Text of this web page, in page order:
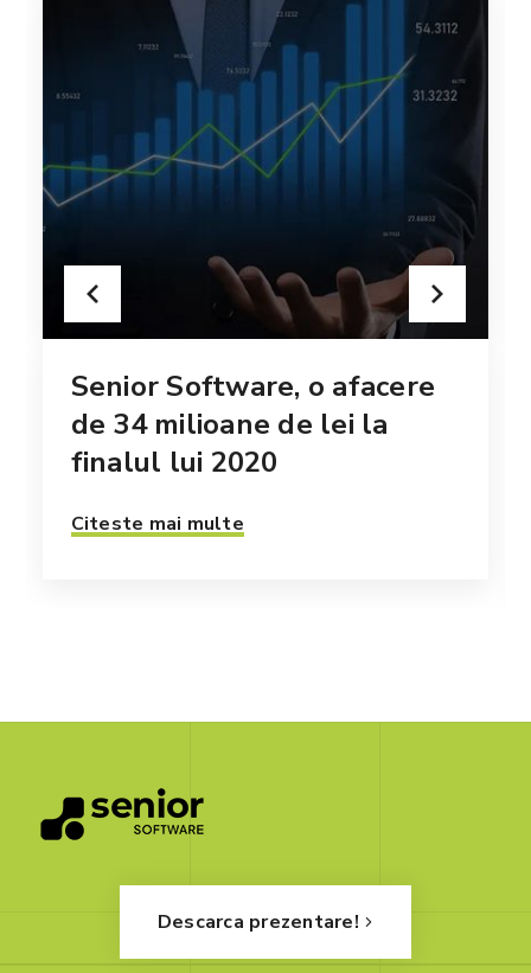
Senior Software, o afacere
de 34 milioane de lei la
finalul lui 2020
Citeste mai multe
Descarca prezentare!